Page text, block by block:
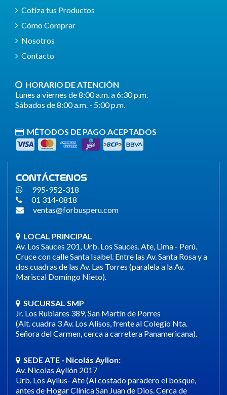
Cotiza tus Productos
Cómo Comprar
Nosotros
Contacto
HORARIO DE ATENCIÓN
Lunes a viernes de 8:00 a.m. a 6:30 p.m.
Sábados de 8:00 a.m. - 5:00 p.m.
MÉTODOS DE PAGO ACEPTADOS
CONTÁCTENOS
995-952-318
01 314-0818
ventas@forbusperu.com
LOCAL PRINCIPAL
Av. Los Sauces 201, Urb. Los Sauces. Ate, Lima - Perú.
Cruce con calle Santa Isabel. Entre las Av. Santa Rosa y a
dos cuadras de las Av. Las Torres (paralela a la Av.
Mariscal Domingo Nieto).
SUCURSAL SMP
Jr. Los Rubiares 389, San Martín de Porres
(Alt. cuadra 3 Av. Los Alisos, frente al Colegio Nta.
Señora del Carmen, cerca a carretera Panamericana).
SEDE ATE - Nicolás Ayllon:
Av. Nicolas Ayllón 2017
Urb. Los Ayllus- Ate (Al costado paradero el bosque,
antes de Hogar Clínica San Juan de Dios. Cerca de